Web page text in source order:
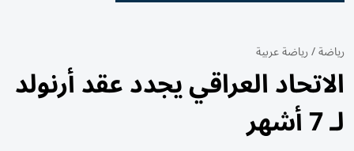
رياضة/رياضة عربية
الاتحاد العراقي يجدد عقد أرنولد
لـ 7 أشهر